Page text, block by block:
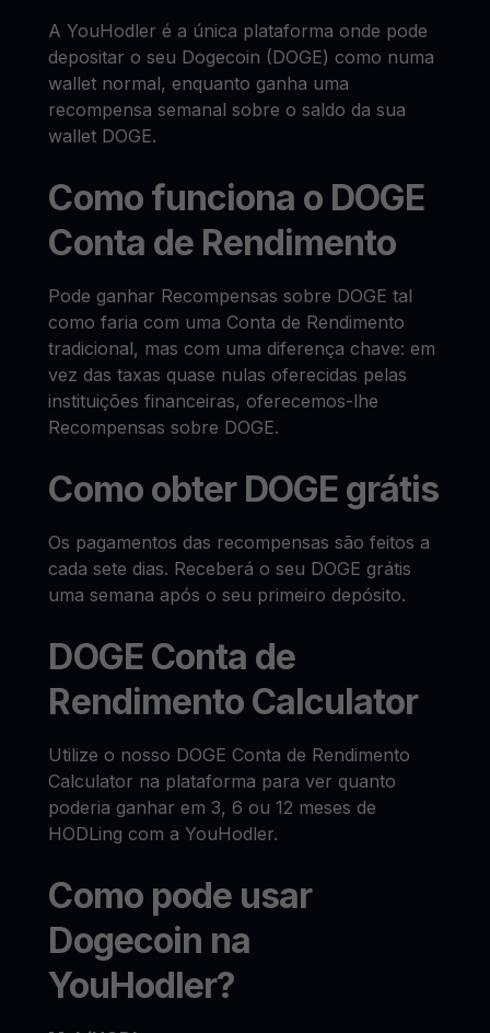
A YouHodler é a única plataforma onde pode
depositar o seu Dogecoin (DOGE) como numa
wallet normal, enquanto ganha uma
recompensa semanal sobre o saldo da sua
wallet DOGE.
Como funciona o DOGE
Conta de Rendimento
Pode ganhar Recompensas sobre DOGE tal
como faria com uma Conta de Rendimento
tradicional, mas com uma diferença chave: em
vez das taxas quase nulas oferecidas pelas
instituições financeiras, oferecemos-lhe
Recompensas sobre DOGE.
Como obter DOGE grátis
Os pagamentos das recompensas são feitos a
cada sete dias. Receberá o seu DOGE grátis
uma semana após o seu primeiro depósito.
DOGE Conta de
Rendimento Calculator
Utilize o nosso DOGE Conta de Rendimento
Calculator na plataforma para ver quanto
poderia ganhar em 3, 6 ou 12 meses de
HODLing com a YouHodler.
Como pode usar
Dogecoin na
YouHodler?